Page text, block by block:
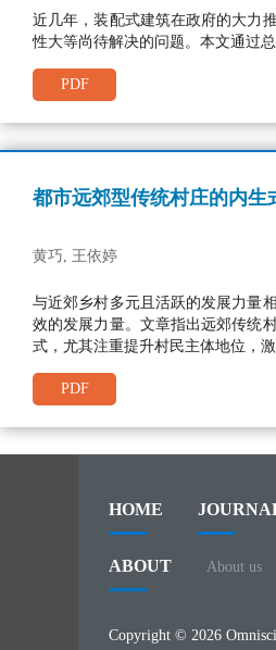
近几年，装配式建筑在政府的大力
性大等尚待解决的问题。本文通过
PDF
都市远郊型传统村庄的内
黄巧, 王依婷
与近郊乡村多元且活跃的发展力量
效的发展力量。文章指出远郊传统
式，尤其注重提升村民主体地位，
PDF
HOME
ABOUT About us
Copyright © 2026